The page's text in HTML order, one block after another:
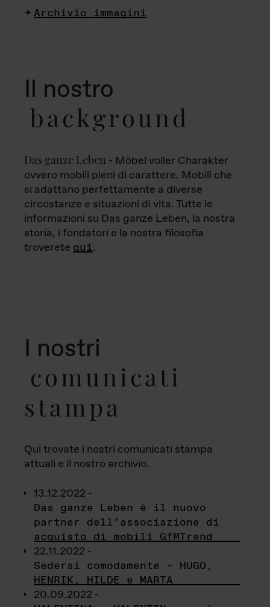
Archivio immagini
Il nostro
background
Das ganze Leben - Möbel voller Charakter
ovvero mobili pieni di carattere. Mobili che
si adattano perfettamente a diverse
circostanze e situazioni di vita. Tutte le
informazioni su Das ganze Leben, la nostra
storia, i fondatori e la nostra filosofia
troverete qui.
I nostri
comunicati
stampa
Qui trovate i nostri comunicati stampa
attuali e il nostro archivio.
13.12.2022 -
Das ganze Leben è il nuovo
partner dell’associazione di
acquisto di mobili GfMTrend
22.11.2022 -
Sedersi comodamente – HUGO,
HENRIK, HILDE e MARTA
20.09.2022 -